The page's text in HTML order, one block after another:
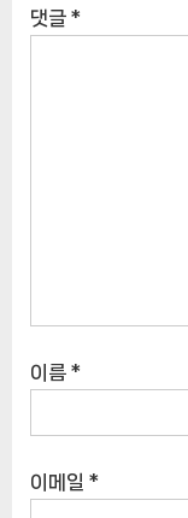
댓글 *
이름 *
이메일 *